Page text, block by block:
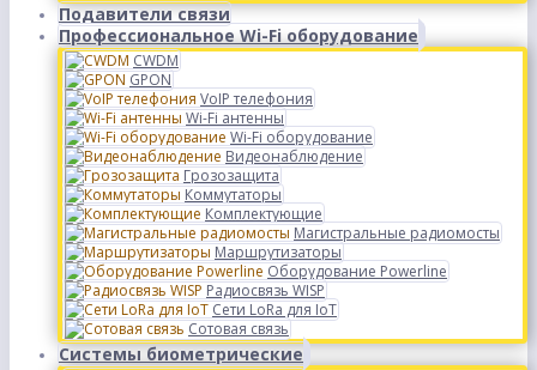
Подавители связи
Профессиональное Wi-Fi оборудование
CWDM
GPON
VoIP телефония
Wi-Fi антенны
Wi-Fi оборудование
Видеонаблюдение
Грозозащита
Коммутаторы
Комплектующие
Магистральные радиомосты
Маршрутизаторы
Оборудование Powerline
Радиосвязь WISP
Сети LoRa для IoT
Сотовая связь
Системы биометрические